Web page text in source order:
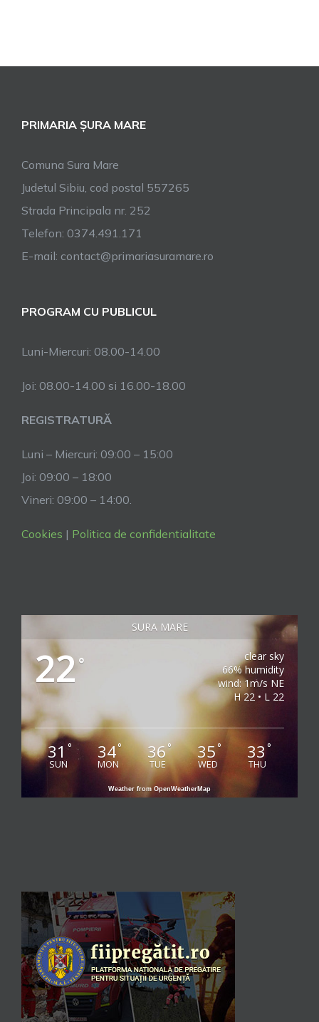
PRIMARIA ȘURA MARE
Comuna Sura Mare
Judetul Sibiu, cod postal 557265
Strada Principala nr. 252
Telefon: 0374.491.171
E-mail: contact@primariasuramare.ro
PROGRAM CU PUBLICUL
Luni-Miercuri: 08.00-14.00
Joi: 08.00-14.00 si 16.00-18.00
REGISTRATURĂ
Luni – Miercuri: 09:00 – 15:00
Joi: 09:00 – 18:00
Vineri: 09:00 – 14:00.
Cookies | Politica de confidentialitate
SURA MARE
22°
clear sky
66% humidity
wind: 1m/s NE
H 22 • L 22
31 °
SUN
34°
MON
36°
TUE
35°
WED
33 °
THU
Weather from OpenWeatherMap